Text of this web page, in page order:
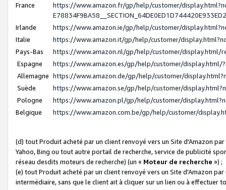
France
https://www.amazon.fr/gp/help/customer/
Irlande
https://www.amazon.ie/gp/help/customer/
Italie
https://www.amazon.it/gp/help/customer/
Pays-Bas
https://www.amazon.nl/gp/help/customer/display.html/
Espagne
https://www.amazon.es/gp/help/customer/display.html/
Allemagne https://www.amazon.de/gp/help/customer/
Suède
https://www.amazon.se/gp/help/customer/
Pologne
https://www.amazon.pl/gp/help/customer/
Belgique
https://www.amazon.com.be/gp/help/customer/
(d) tout Produit acheté par un client renvoyé vers un Site d'Amazon
Yahoo, Bing ou tout autre portail de recherche, service de publicité
réseau desdits moteurs de recherche) (un « Moteur de recherche ») ;
(e) tout Produit acheté par un client renvoyé vers un Site d'Amazon
intermédiaire, sans que le client ait à cliquer sur un lien ou à